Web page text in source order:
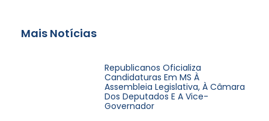
Mais Notícias
Republicanos Oficializa
Candidaturas Em MS À
Assembleia Legislativa, À Câmara
Dos Deputados E A Vice-
Governador